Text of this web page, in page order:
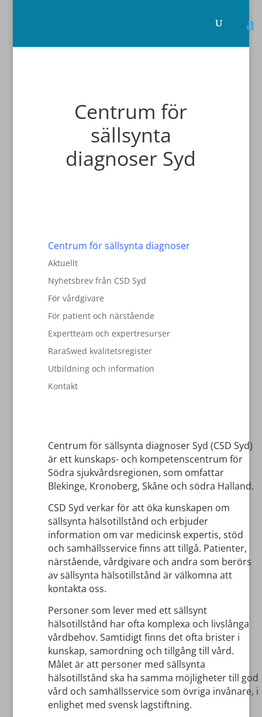
Centrum för
sällsynta
diagnoser Syd
Centrum för sällsynta diagnoser
Aktuellt
Nyhetsbrev från CSD Syd
För vårdgivare
För patient och närstående
Expertteam och expertresurser
RaraSwed kvalitetsregister
Utbildning och information
Kontakt
Centrum för sällsynta diagnoser Syd (CSD Syd)
är ett kunskaps- och kompetenscentrum för
Södra sjukvårdsregionen, som omfattar
Blekinge, Kronoberg, Skåne och södra Halland.
CSD Syd verkar för att öka kunskapen om
sällsynta hälsotillstånd och erbjuder
information om var medicinsk expertis, stöd
och samhällsservice finns att tillgå. Patienter,
närstående, vårdgivare och andra som berörs
av sällsynta hälsotillstånd är välkomna att
kontakta oss.
Personer som lever med ett sällsynt
hälsotillstånd har ofta komplexa och livslånga
vårdbehov. Samtidigt finns det ofta brister i
kunskap, samordning och tillgång till vård.
Målet är att personer med sällsynta
hälsotillstånd ska ha samma möjligheter till god
vård och samhällsservice som övriga invånare, i
enlighet med svensk lagstiftning.